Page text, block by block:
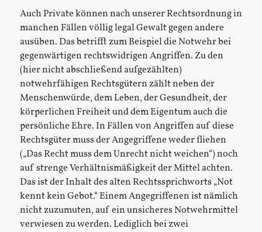
Auch Private können nach unserer Rechtsordnung in
manchen Fällen völlig legal Gewalt gegen andere
ausüben. Das betrifft zum Beispiel die Notwehr bei
gegenwärtigen rechtswidrigen Angriffen. Zu den
(hier nicht abschließend aufgezählten)
notwehrfähigen Rechtsgütern zählt neben der
Menschenwürde, dem Leben, der Gesundheit, der
körperlichen Freiheit und dem Eigentum auch die
persönliche Ehre. In Fällen von Angriffen auf diese
Rechtsgüter muss der Angegriffene weder fliehen
(„Das Recht muss dem Unrecht nicht weichen“) noch
auf strenge Verhältnismäßigkeit der Mittel achten.
Das ist der Inhalt des alten Rechtssprichworts „Not
kennt kein Gebot.“ Einem Angegriffenen ist nämlich
nicht zuzumuten, auf ein unsicheres Notwehrmittel
verwiesen zu werden. Lediglich bei zwei